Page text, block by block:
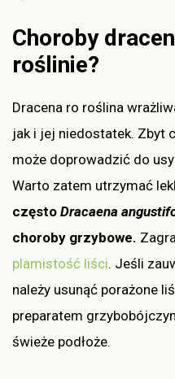
Choroby
roślinie?
Dracena ro roślina
jak i jej niedostatek. Zbyt
może doprowadzić do
Warto zatem utrzymać
często Dracaena
choroby grzybowe.
plamistość liści. Jeśli
należy usunąć porażone
preparatem
świeże podłoże.